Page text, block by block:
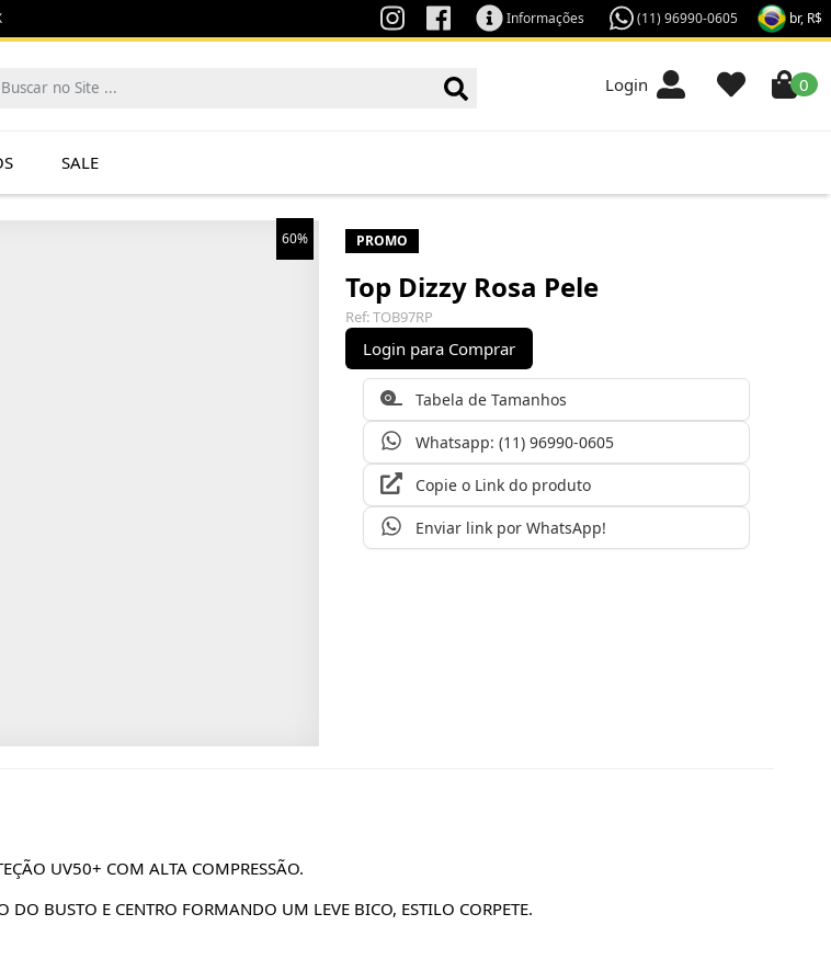
br, R$
(11) 96990-0605
Informações
0
Login
SALE
60% PROMO
Top Dizzy Rosa Pele
Ref: TOB97RP
Login para Comprar
Tabela de Tamanhos
Whatsapp: (11) 96990-0605
Copie o Link do produto
Enviar link por WhatsApp!
UV50+ COM ALTA COMPRESSÃO.
BUSTO E CENTRO FORMANDO UM LEVE BICO, ESTILO CORPETE.